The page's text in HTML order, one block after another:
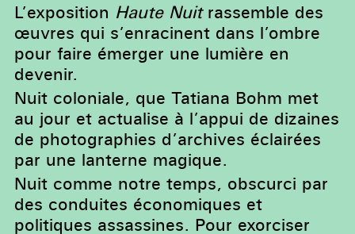
L’exposition Haute Nuitrassemble des
œuvres qui s’enracinent dans l’ombre
pour faire émerger une lumière en
devenir.
Nuit coloniale, que Tatiana Bohm met
au jour et actualise à l’appui de dizaines
de photographies d’archives éclairées
par une lanterne magique.
Nuit comme notre temps, obscurci par
des conduites économiques et
politiques assassines. Pour exorciser